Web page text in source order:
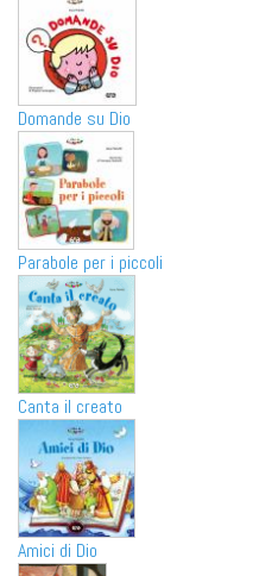
Domande su Dio
Parabole per i piccoli
Canta il creato
Amici di Dio